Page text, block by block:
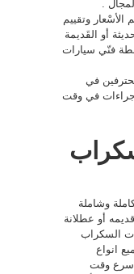
.
الأسْعار وتقييم
أو القَديمة
فنّي سيارات
في
في وقت
وشاملة
أو عطلانة
السكراب
انواع
أسرع وقت